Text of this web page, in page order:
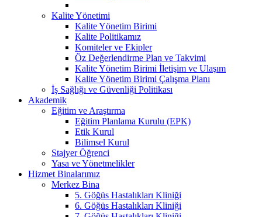
Kalite Yönetimi
Kalite Yönetim Birimi
Kalite Politikamız
Komiteler ve Ekipler
Öz Değerlendirme Plan ve Takvimi
Kalite Yönetim Birimi İletişim ve Ulaşım
Kalite Yönetim Birimi Çalışma Planı
İş Sağlığı ve Güvenliği Politikası
Akademik
Eğitim ve Araştırma
Eğitim Planlama Kurulu (EPK)
Etik Kurul
Bilimsel Kurul
Stajyer Öğrenci
Yasa ve Yönetmelikler
Hizmet Binalarımız
Merkez Bina
5. Göğüs Hastalıkları Kliniği
6. Göğüs Hastalıkları Kliniği